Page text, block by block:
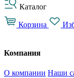
Каталог
Корзина
Компания
О компании Наши